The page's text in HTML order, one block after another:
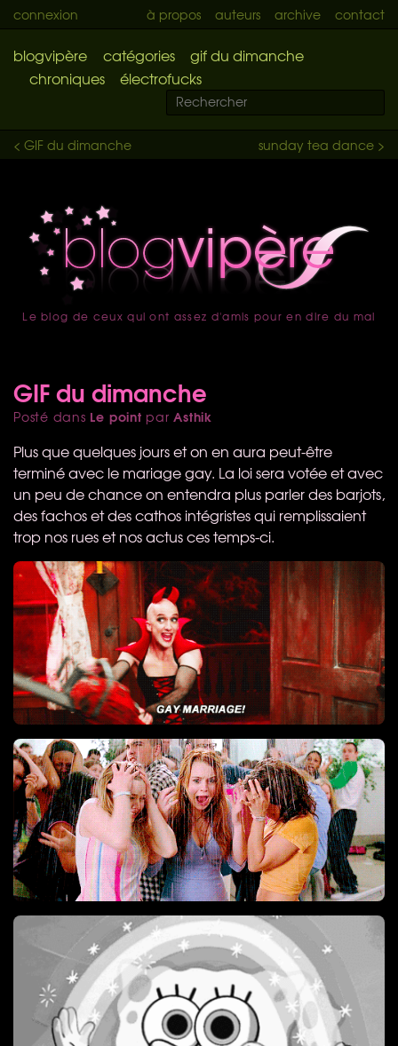
connexion à propos auteurs archive contact
blogvipère catégories
gif du dimanche
chroniques
électrofucks
sunday tea dance >
< GIF du dimanche
accueil
Le blog de ceux qui ont assez d'amis pour en dire du mal
GIF du dimanche
Posté dans Le point parAsthik
Plus que quelques jours et on en aura peut-être
terminé avec le mariage gay. La loi sera votée et avec
un peu de chance on entendra plus parler des barjots,
des fachos et des cathos intégristes qui remplissaient
trop nos rues et nos actus ces temps-ci.